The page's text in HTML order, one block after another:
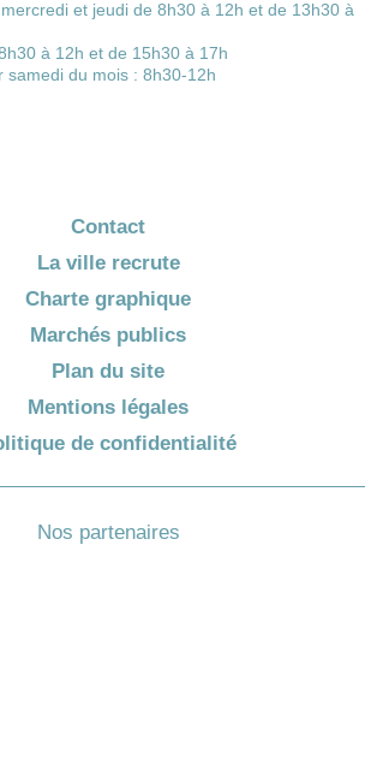
et jeudi de 8h30 à 12h et de 13h30 à
à 12h et de 15h30 à 17h
samedi du mois : 8h30-12h
Contact
La ville recrute
Charte graphique
Marchés publics
Plan du site
Mentions légales
de confidentialité
Nos partenaires